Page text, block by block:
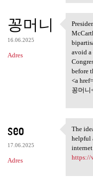
꽁머니
16.06.2025
Adres
avoid a
before
<a
꽁머니
seo
17.06.2025
Adres
The
The
helpful
internet
https://